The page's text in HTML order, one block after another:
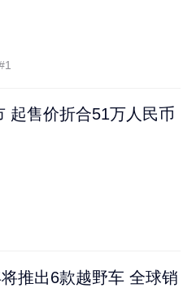
起售价折合51万人民币
推出6款越野车 全球销